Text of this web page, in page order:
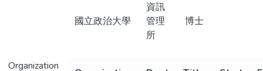
國立政治大學
資訊
管理
所
博士
Organization